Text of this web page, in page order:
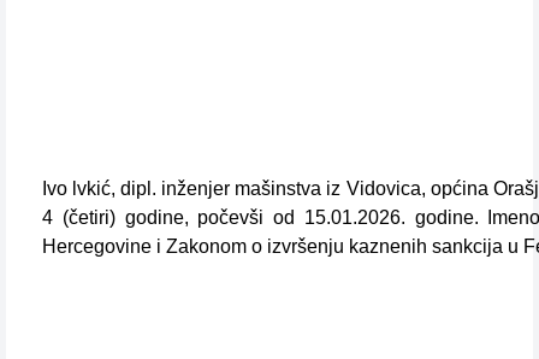
Ivo lvkić, dipl. inženjer mašinstva iz Vidovica, općina
4 (četiri) godine, počevši od 15.01.2026. godine.
Hercegovine i Zakonom o izvršenju kaznenih sankcija u